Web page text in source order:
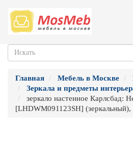
Главная Мебель в Москве
Зеркала и предметы
зеркало настенное Карлсбад:
[LHDWM091123SH]